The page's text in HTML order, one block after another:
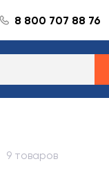
8 800 707 88 76
9 товаров